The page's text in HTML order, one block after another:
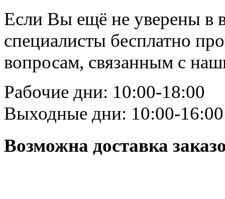
Если Вы ещё не уверены в
специалисты бесплатно
вопросам, связанным с
Рабочие дни: 10:00-18:00
Выходные дни: 10:00-16:00
Возможна доставка